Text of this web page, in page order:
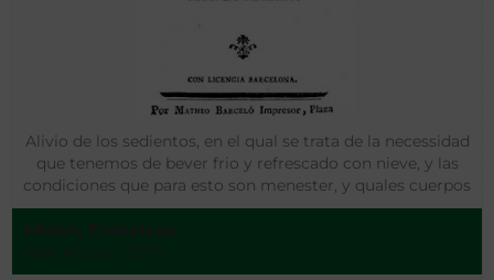
Alivio de los sedientos, en el qual se trata de la necessidad
que tenemos de bever frio y refrescado con nieve, y las
condiciones que para esto son menester, y quales cuerpos
lo pueden libremente soportar